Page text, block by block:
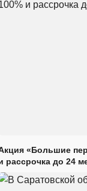
«Большие
рассрочка до 24